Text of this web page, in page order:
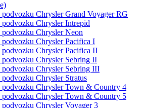
Chrysler Grand Voyager RG
Chrysler Intrepid
Chrysler Neon
Chrysler Pacifica I
Chrysler Pacifica II
Chrysler Sebring II
Chrysler Sebring III
Chrysler Stratus
Chrysler Town & Country 4
Chrysler Town & Country 5
Chrysler Voyager 3